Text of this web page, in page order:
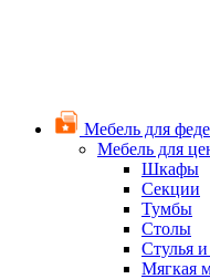
Мебель для
Мебель для
Шкафы
Секции
Тумбы
Столы
Стулья и
Мягкая